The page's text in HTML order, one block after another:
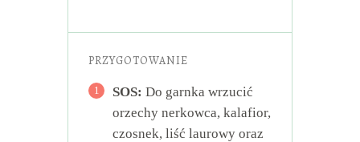
PRZYGOTOWANIE
1 SOS: Do garnka wrzucić
orzechy nerkowca, kalafior,
czosnek, liść laurowy oraz